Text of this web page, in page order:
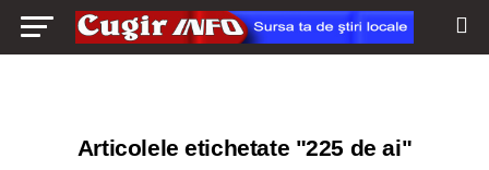
Articolele etichetate "225 de ai"